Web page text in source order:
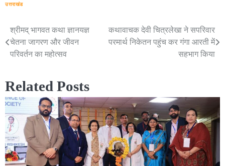
उत्तराखंड
Post
navigation
श्रीमद् भागवत कथा ज्ञानयज्ञ
चेतना जागरण और जीवन
परिवर्तन का महोत्सव
कथावाचक देवी चित्रलेखा ने सपरिवार
परमार्थ निकेतन पहुंच कर गंगा आरती में
सहभाग किया
Related Posts